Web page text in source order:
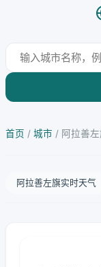
首页 / 城市 / 阿拉善
阿拉善左旗实时天气